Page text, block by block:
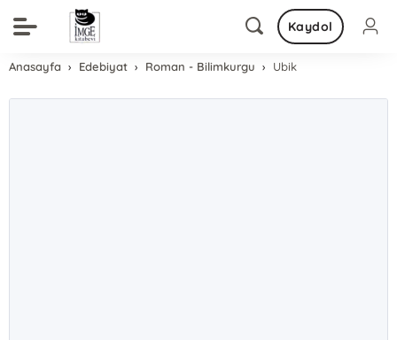
Kaydol
Anasayfa Edebiyat Roman - Bilimkurgu Ubik